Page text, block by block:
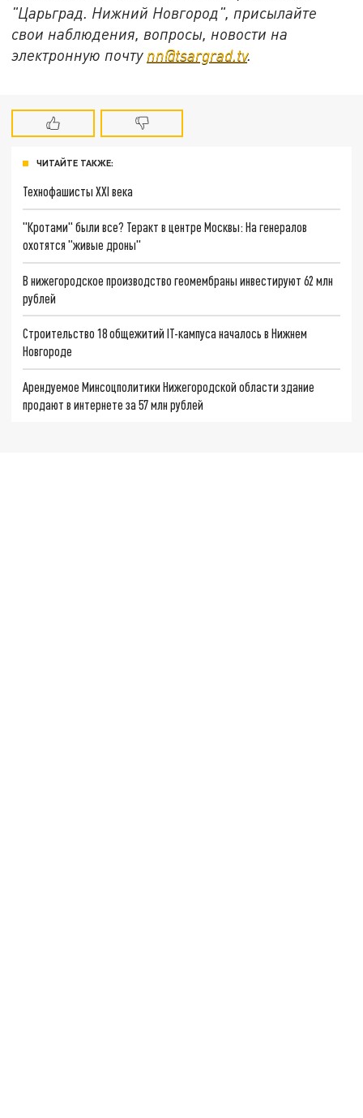
"Царьград. Нижний Новгород", присылайте
свои наблюдения, вопросы, новости на
электронную почту nn@tsargrad.tv.
ЧИТАЙТЕ ТАКЖЕ:
Технофашисты XXI века
"Кротами" были все? Теракт в центре Москвы: На генералов
охотятся "живые дроны"
В нижегородское производство геомембраны инвестируют 62 млн
рублей
Строительство 18 общежитий IT-кампуса началось в Нижнем
Новгороде
Арендуемое Минсоцполитики Нижегородской области здание
продают в интернете за 57 млн рублей